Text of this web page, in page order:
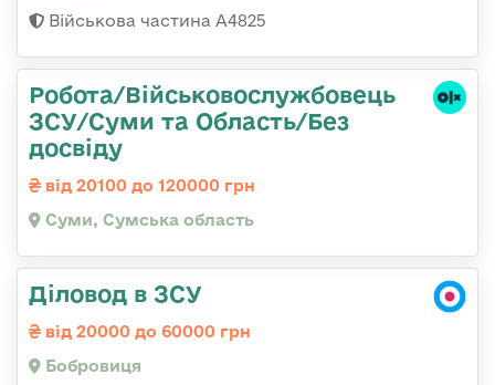
Військова частина А4825
Робота/Військовослужбовець
ЗСУ/Суми та Область/Без
досвіду
від 20100 до 120000 грн
Суми, Сумська область
Діловод в ЗСУ
від 20000 до 60000 грн
Бобровиця